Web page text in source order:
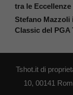
tra le
Stefano Mazzoli
Classic del PGA
Tshot.it di
10, 00141